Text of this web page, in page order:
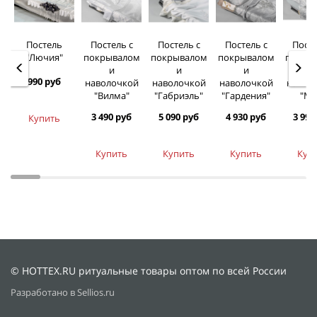
Постель
"Лючия"
990 руб
Купить
Постель с
покрывалом
и
наволочкой
"Вилма"
3 490 руб
Купить
Постель с
покрывалом
и
наволочкой
"Габриэль"
5 090 руб
Купить
Постель с
покрывалом
и
наволочкой
"Гардения"
4 930 руб
Купить
3
© HOTTEX.RU ритуальные товары оптом по всей России
Разработано в Sellios.ru